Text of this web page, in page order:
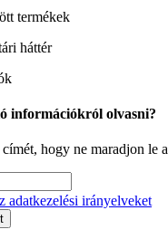
termékek
háttér
információkról olvasni?
hogy ne maradjon le
adatkezelési irányelveket